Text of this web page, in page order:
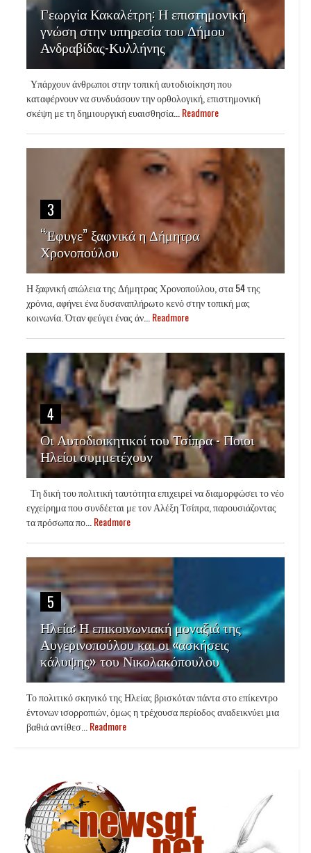
Γεωργία Κακαλέτρη: Η επιστημονική
γνώση στην υπηρεσία του Δήμου
Ανδραβίδας-Κυλλήνης
Υπάρχουν άνθρωποι στην τοπική αυτοδιοίκηση που
καταφέρνουν να συνδυάσουν την ορθολογική, επιστημονική
σκέψη με τη δημιουργική ευαισθησία...Readmore
3
“Έφυγε” ξαφνικά η Δήμητρα
Χρονοπούλου
Η ξαφνική απώλεια της Δήμητρας Χρονοπούλου, στα 54 της
χρόνια, αφήνει ένα δυσαναπλήρωτο κενό στην τοπική μας
κοινωνία. Όταν φεύγει ένας άν...Readmore
4
Οι Αυτοδιοικητικοί του Τσίπρα - Ποιοι
Ηλείοι συμμετέχουν
Τη δική του πολιτική ταυτότητα επιχειρεί να διαμορφώσει το νέο
εγχείρημα που συνδέεται με τον Αλέξη Τσίπρα, παρουσιάζοντας
τα πρόσωπα πο...Readmore
5
Ηλεία: Η επικοινωνιακή μοναξιά της
Αυγερινοπούλου και οι «ασκήσεις
κάλυψης» του Νικολακόπουλου
Το πολιτικό σκηνικό της Ηλείας βρισκόταν πάντα στο επίκεντρο
έντονων ισορροπιών, όμως η τρέχουσα περίοδος αναδεικνύει μια
βαθιά αντίθεσ...Readmore